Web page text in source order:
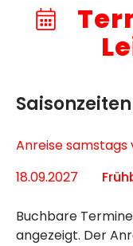
Anreise samstags
18.09.2027
Buchbare
angezeigt. Der